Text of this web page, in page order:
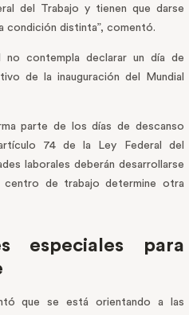
del Trabajo y tienen que darse
condición distinta”, comentó.
no contempla declarar un día de
de la inauguración del Mundial
parte de los días de descanso
74 de la Ley Federal del
laborales deberán desarrollarse
centro de trabajo determine otra
especiales para
que se está orientando a las